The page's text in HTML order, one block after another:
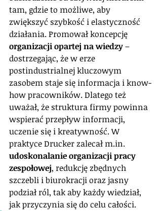
tam, gdzie to możliwe, aby
zwiększyć szybkość i elastyczność
działania. Promował koncepcję
organizacji opartej na wiedzy –
dostrzegając, że w erze
postindustrialnej kluczowym
zasobem staje się informacja i know-
how pracowników. Dlatego też
uważał, że struktura firmy powinna
wspierać przepływ informacji,
uczenie się i kreatywność. W
praktyce Drucker zalecał m.in.
udoskonalanie organizacji pracy
zespołowej, redukcję zbędnych
szczebli i biurokracji oraz jasny
podział ról, tak aby każdy wiedział,
jak przyczynia się do celu całości.